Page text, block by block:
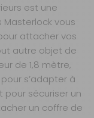
est une
vous
attacher vos
autre objet de
de 1,8 mètre,
s’adapter à
sécuriser un
un coffre de